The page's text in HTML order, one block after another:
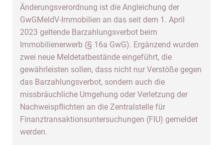
Änderungsverordnung ist die Angleichung der
GwGMeldV-Immobilien an das seit dem 1. April
2023 geltende Barzahlungsverbot beim
Immobilienerwerb (§ 16a GwG). Ergänzend wurden
zwei neue Meldetatbestände eingeführt, die
gewährleisten sollen, dass nicht nur Verstöße gegen
das Barzahlungsverbot, sondern auch die
missbräuchliche Umgehung oder Verletzung der
Nachweispflichten an die Zentralstelle für
Finanztransaktionsuntersuchungen (FIU) gemeldet
werden.